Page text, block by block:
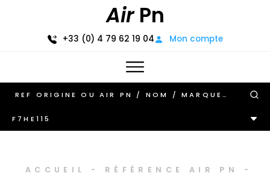
AirPn
+33 (0) 4 79 62 19 04 Mon compte
F7HE115
ACCUEIL - RÉFÉRENCE AIR PN
-